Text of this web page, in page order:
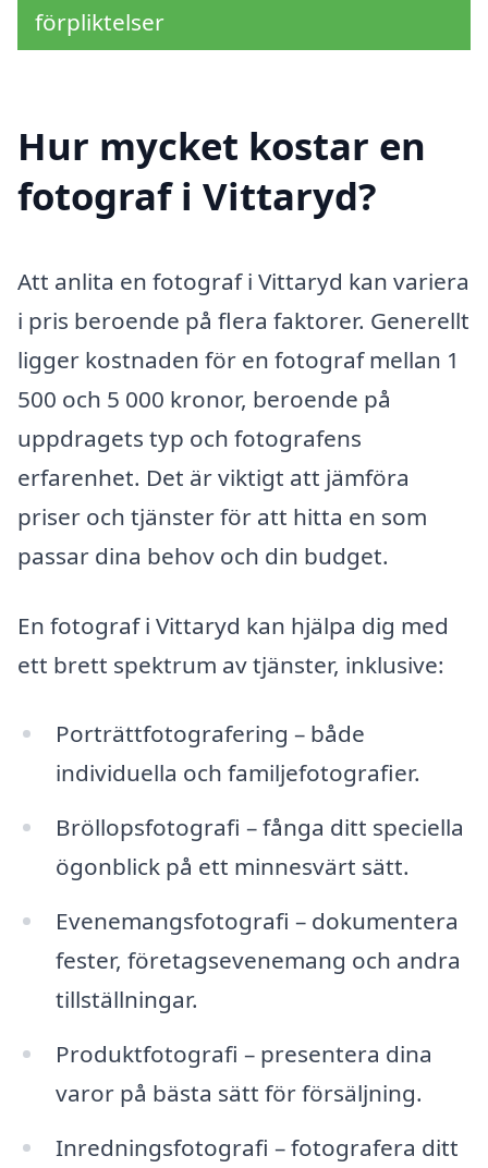
förpliktelser
Hur mycket kostar en
fotograf i Vittaryd?
Att anlita en fotograf i Vittaryd kan variera
i pris beroende på flera faktorer. Generellt
ligger kostnaden för en fotograf mellan 1
500 och 5 000 kronor, beroende på
uppdragets typ och fotografens
erfarenhet. Det är viktigt att jämföra
priser och tjänster för att hitta en som
passar dina behov och din budget.
En fotograf i Vittaryd kan hjälpa dig med
ett brett spektrum av tjänster, inklusive:
Porträttfotografering – både
individuella och familjefotografier.
Bröllopsfotografi – fånga ditt speciella
ögonblick på ett minnesvärt sätt.
Evenemangsfotografi – dokumentera
fester, företagsevenemang och andra
tillställningar.
Produktfotografi – presentera dina
varor på bästa sätt för försäljning.
Inredningsfotografi – fotografera ditt